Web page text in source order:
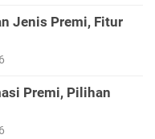
Jenis Premi, Fitur
Premi, Pilihan